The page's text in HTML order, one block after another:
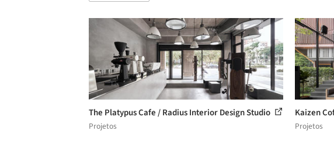
The Platypus Cafe / Radius Interior Design Studio
Projetos
Kaizen
Projetos